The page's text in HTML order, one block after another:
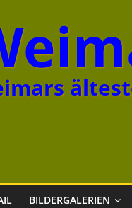
BILDERGALERIEN